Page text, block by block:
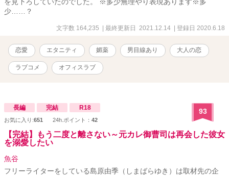
を見下ろしていたのでした。 ※多少無理やり表現あります※多
少……？
文字数 164,235 | 最終更新日 2021.12.14 | 登録日 2020.6.18
恋愛 エタニティ 媚薬 男目線あり 大人の恋
ラブコメ オフィスラブ
長編 完結 R18
お気に入り:651 24h.ポイント： 42
93
【完結】もう二度と離さない～元カレ御曹司は再会した彼女
を溺愛したい
魚谷
フリーライターをしている島原由季（しまばらゆき）は取材先の企